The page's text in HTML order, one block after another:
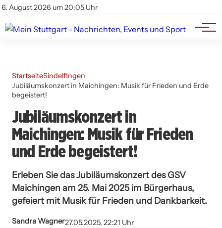
6. August 2026 um 20:05 Uhr
Impressum
Branchenbuch
Werbung
StartseiteSindelfingen
Jubiläumskonzert in Maichingen: Musik für Frieden und Erde
begeistert!
Jubiläumskonzert in
Maichingen: Musik für Frieden
und Erde begeistert!
Erleben Sie das Jubiläumskonzert des GSV
Maichingen am 25. Mai 2025 im Bürgerhaus,
gefeiert mit Musik für Frieden und Dankbarkeit.
Sandra Wagner27.05.2025, 22:21 Uhr